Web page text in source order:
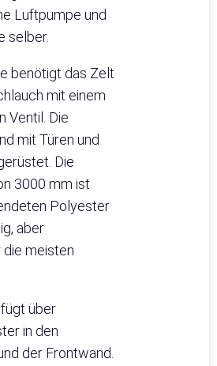
Luftpumpe und
selber.
benötigt das Zelt
mit einem
Ventil. Die
mit Türen und
Die
3000 mm ist
Polyester
aber
die meisten
über
in den
der Frontwand.